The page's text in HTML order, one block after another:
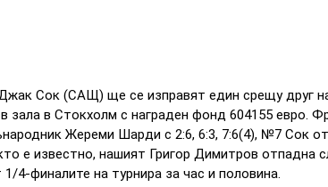
Сок (САЩ) ще се изправят един срещу друг
зала в Стокхолм с награден фонд 604155 евро.
Жереми Шарди с 2:6, 6:3, 7:6(4), №7 Сок
е известно, нашият Григор Димитров отпадна
4-финалите на турнира за час и половина.